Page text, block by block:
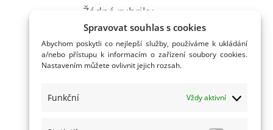
Spravovat souhlas s cookies
Abychom poskytli co nejlepší služby, používáme k ukládání
a/nebo přístupu k informacím o zařízení soubory cookies.
Nastavením můžete ovlivnit jejich rozsah.
Funkční Vždy aktivní
Žádné rubriky